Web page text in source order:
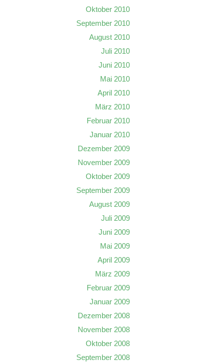
Oktober 2010
September 2010
August 2010
Juli 2010
Juni 2010
Mai 2010
April 2010
März 2010
Februar 2010
Januar 2010
Dezember 2009
November 2009
Oktober 2009
September 2009
August 2009
Juli 2009
Juni 2009
Mai 2009
April 2009
März 2009
Februar 2009
Januar 2009
Dezember 2008
November 2008
Oktober 2008
September 2008